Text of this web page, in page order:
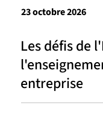
Les défis de
entreprise
23 octobre 2026